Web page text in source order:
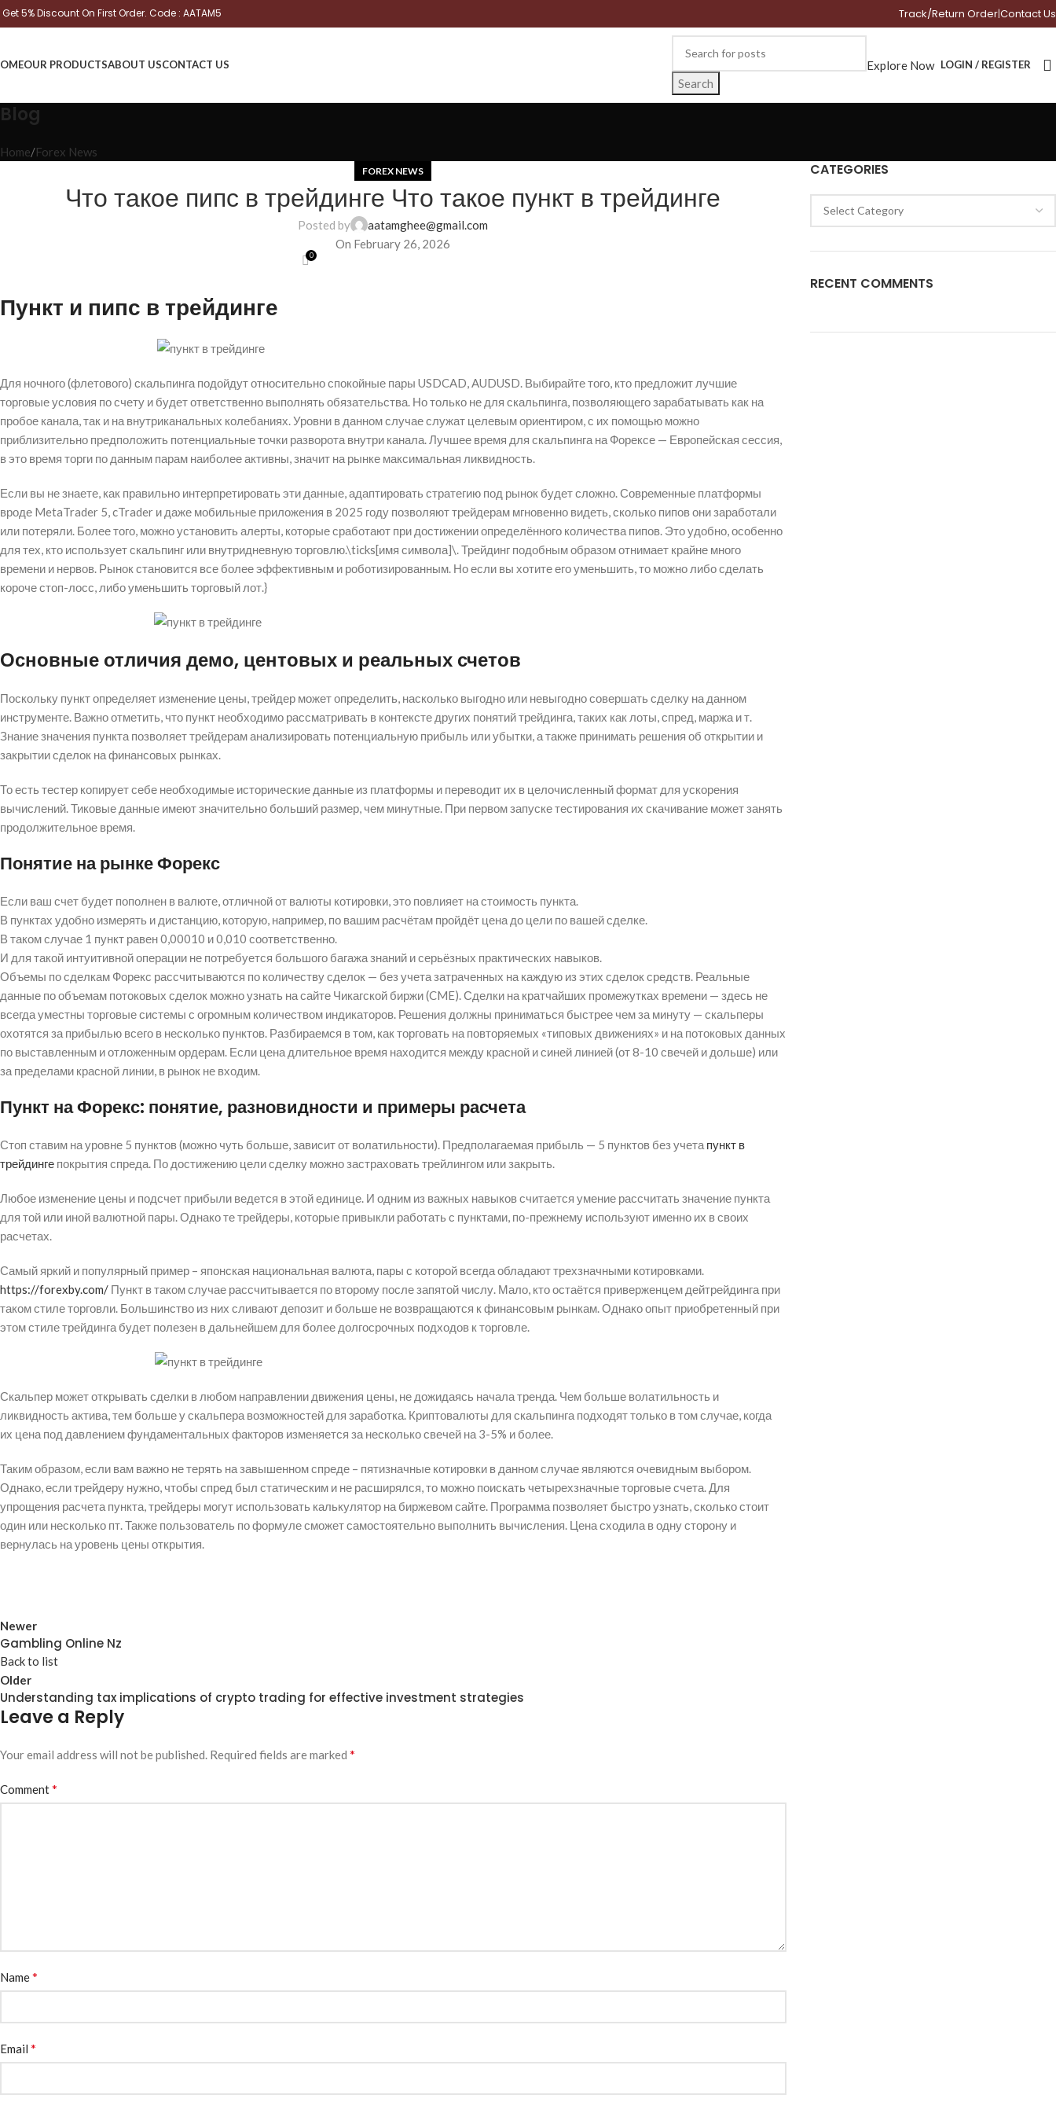
Get 5% Discount On First Order. Code : AATAM5 Track/Return Order|Contact Us
OUR PRODUCTSABOUT USCONTACT US
Search
Explore Now LOGIN / REGISTER
Blog
Home Forex News
FOREX NEWS
Что такое пипс в трейдинге Что такое пункт в трейдинге
Posted by
aatamghee@gmail.com
On February 26, 2026
0
Пункт и пипс в трейдинге
Для ночного (флетового) скальпинга подойдут относительно спокойные пары USDCAD, AUDUSD. Выбирайте того, кто предложит лучшие
торговые условия по счету и будет ответственно выполнять обязательства. Но только не для скальпинга, позволяющего зарабатывать как на
пробое канала, так и на внутриканальных колебаниях. Уровни в данном случае служат целевым ориентиром, с их помощью можно
приблизительно предположить потенциальные точки разворота внутри канала. Лучшее время для скальпинга на Форексе — Европейская сессия,
в это время торги по данным парам наиболее активны, значит на рынке максимальная ликвидность.
Если вы не знаете, как правильно интерпретировать эти данные, адаптировать стратегию под рынок будет сложно. Современные платформы
вроде MetaTrader 5, cTrader и даже мобильные приложения в 2025 году позволяют трейдерам мгновенно видеть, сколько пипов они заработали
или потеряли. Более того, можно установить алерты, которые сработают при достижении определённого количества пипов. Это удобно, особенно
для тех, кто использует скальпинг или внутридневную торговлю.\ticks[имя символа]\. Трейдинг подобным образом отнимает крайне много
времени и нервов. Рынок становится все более эффективным и роботизированным. Но если вы хотите его уменьшить, то можно либо сделать
короче стоп-лосс, либо уменьшить торговый лот.}
Основные отличия демо, центовых и реальных счетов
Поскольку пункт определяет изменение цены, трейдер может определить, насколько выгодно или невыгодно совершать сделку на данном
инструменте. Важно отметить, что пункт необходимо рассматривать в контексте других понятий трейдинга, таких как лоты, спред, маржа и т.
Знание значения пункта позволяет трейдерам анализировать потенциальную прибыль или убытки, а также принимать решения об открытии и
закрытии сделок на финансовых рынках.
То есть тестер копирует себе необходимые исторические данные из платформы и переводит их в целочисленный формат для ускорения
вычислений. Тиковые данные имеют значительно больший размер, чем минутные. При первом запуске тестирования их скачивание может занять
продолжительное время.
Понятие на рынке Форекс
Если ваш счет будет пополнен в валюте, отличной от валюты котировки, это повлияет на стоимость пункта.
В пунктах удобно измерять и дистанцию, которую, например, по вашим расчётам пройдёт цена до цели по вашей сделке.
В таком случае 1 пункт равен 0,00010 и 0,010 соответственно.
И для такой интуитивной операции не потребуется большого багажа знаний и серьёзных практических навыков.
Объемы по сделкам Форекс рассчитываются по количеству сделок — без учета затраченных на каждую из этих сделок средств. Реальные
данные по объемам потоковых сделок можно узнать на сайте Чикагской биржи (CME). Сделки на кратчайших промежутках времени — здесь не
всегда уместны торговые системы с огромным количеством индикаторов. Решения должны приниматься быстрее чем за минуту — скальперы
охотятся за прибылью всего в несколько пунктов. Разбираемся в том, как торговать на повторяемых «типовых движениях» и на потоковых данных
по выставленным и отложенным ордерам. Если цена длительное время находится между красной и синей линией (от 8-10 свечей и дольше) или
за пределами красной линии, в рынок не входим.
Пункт на Форекс: понятие, разновидности и примеры расчета
Стоп ставим на уровне 5 пунктов (можно чуть больше, зависит от волатильности). Предполагаемая прибыль — 5 пунктов без учета пункт в
трейдинге покрытия спреда. По достижению цели сделку можно застраховать трейлингом или закрыть.
Любое изменение цены и подсчет прибыли ведется в этой единице. И одним из важных навыков считается умение рассчитать значение пункта
для той или иной валютной пары. Однако те трейдеры, которые привыкли работать с пунктами, по-прежнему используют именно их в своих
расчетах.
Самый яркий и популярный пример – японская национальная валюта, пары с которой всегда обладают трехзначными котировками.
https://forexby.com/ Пункт в таком случае рассчитывается по второму после запятой числу. Мало, кто остаётся приверженцем дейтрейдинга при
таком стиле торговли. Большинство из них сливают депозит и больше не возвращаются к финансовым рынкам. Однако опыт приобретенный при
этом стиле трейдинга будет полезен в дальнейшем для более долгосрочных подходов к торговле.
Скальпер может открывать сделки в любом направлении движения цены, не дожидаясь начала тренда. Чем больше волатильность и
ликвидность актива, тем больше у скальпера возможностей для заработка. Криптовалюты для скальпинга подходят только в том случае, когда
их цена под давлением фундаментальных факторов изменяется за несколько свечей на 3-5% и более.
Таким образом, если вам важно не терять на завышенном спреде – пятизначные котировки в данном случае являются очевидным выбором.
Однако, если трейдеру нужно, чтобы спред был статическим и не расширялся, то можно поискать четырехзначные торговые счета. Для
упрощения расчета пункта, трейдеры могут использовать калькулятор на биржевом сайте. Программа позволяет быстро узнать, сколько стоит
один или несколько пт. Также пользователь по формуле сможет самостоятельно выполнить вычисления. Цена сходила в одну сторону и
вернулась на уровень цены открытия.
Newer
Gambling Online Nz
Back to list
Older
Understanding tax implications of crypto trading for effective investment strategies
Leave a Reply
Your email address will not be published. Required fields are marked *
Comment*
Name*
Email *
CATEGORIES
RECENT COMMENTS